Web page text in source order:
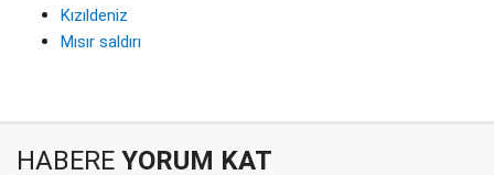
Kızıldeniz
Mısır saldırı
HABERE YORUM KAT